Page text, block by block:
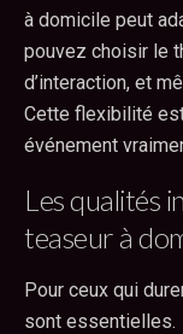
à domicile peut
pouvez choisir le
d’interaction, et
Cette flexibilité
événement
Les qualités
teaseur à
Pour ceux qui
sont essentielles.